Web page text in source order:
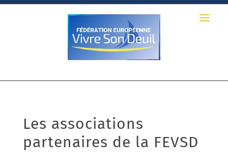
Les associations
partenaires de la FEVSD